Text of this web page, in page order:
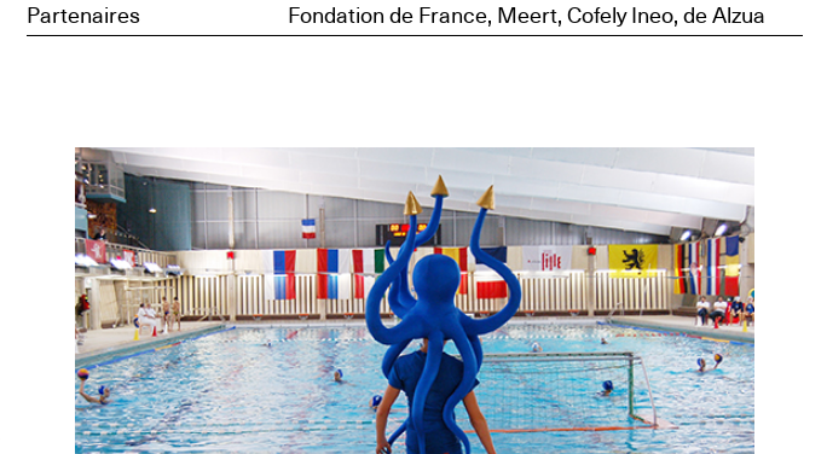
Partenaires
Fondation de France, Meert, Cofely Ineo, de Alzua